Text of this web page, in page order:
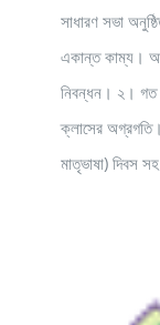
সাধারণ সভা
একান্ত কাম্য।
নিবন্ধন। ২।
ক্লাসের
মাতৃভাষা) দিবস